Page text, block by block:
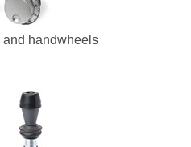
and handwheels